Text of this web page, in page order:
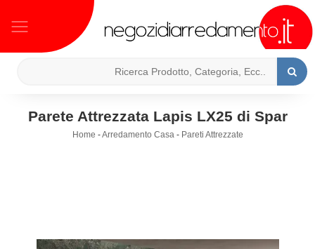
Parete Attrezzata Lapis LX25 di Spar
Home -Arredamento Casa- Pareti Attrezzate